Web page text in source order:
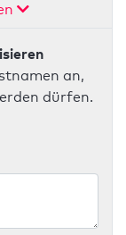
an,
dürfen.